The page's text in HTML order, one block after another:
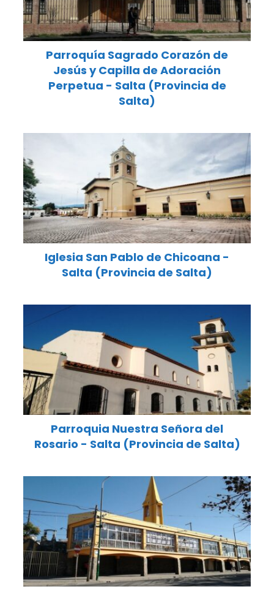
Parroquía Sagrado Corazón de
Jesús y Capilla de Adoración
Perpetua - Salta (Provincia de
Salta)
Iglesia San Pablo de Chicoana -
Salta (Provincia de Salta)
Parroquia Nuestra Señora del
Rosario - Salta (Provincia de Salta)